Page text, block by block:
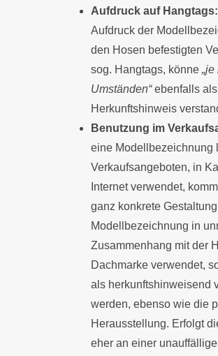
Aufdruck auf Hangtags:
Aufdruck der
den Hosen befestigten
sog. Hangtags, könne
Umständen“ebenfalls als
Herkunftshinweis
Benutzung im
eine Modellbezeichnung
Verkaufsangeboten, in
Internet verwendet,
ganz konkrete
Modellbezeichnung in
Zusammenhang mit der
Dachmarke verwendet,
als herkunftshinweisend
werden, ebenso wie die
Herausstellung. Erfolgt
eher an einer